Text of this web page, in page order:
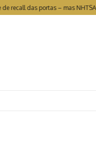
das portas – mas NHTSA pede